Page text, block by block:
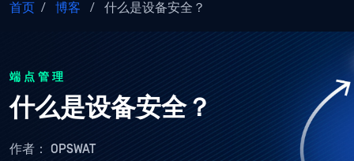
首页 / 博客 / 什么是设备安全？
端点管理
什么是设备安全？
作者： OPSWAT